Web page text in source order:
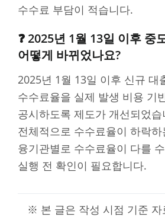
수수료 부담이 적습니다.
❓ 2025년 1월 13일 이후 중
어떻게 바뀌었나요?
2025년 1월 13일 이후 신규 대
수수료율을 실제 발생 비용 기
공시하도록 제도가 개선되었
전체적으로 수수료율이 하락
융기관별로 수수료율이 다를
실행 전 확인이 필요합니다.
※ 본 글은 작성 시점 기준 자